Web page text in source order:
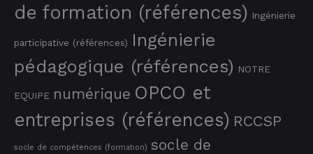
de formation (références) Ingénierie
participative (références) Ingénierie
pédagogique (références) NOTRE
EQUIPE numérique OPCO et
entreprises (références) RCCSP
socle de compétences (formation) socle de